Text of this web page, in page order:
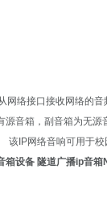
络接口接收网络的
音箱，副音箱为无
该IP网络音响可用于
箱设备 隧道广播ip音箱